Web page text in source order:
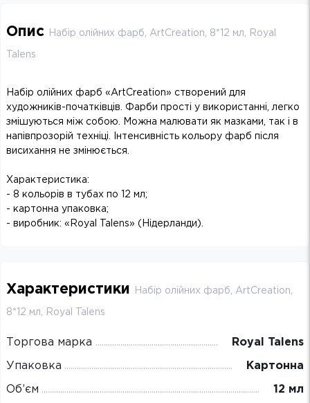
Опис Набір олійних фарб, ArtCreation, 8*12 мл, Royal
Talens
Набір олійних фарб «ArtCreation» створений для
художників-початківців. Фарби прості у використанні, легко
змішуються між собою. Можна малювати як мазками, так і в
напівпрозорій техніці. Інтенсивність кольору фарб після
висихання не змінюється.
Характеристика:
- 8 кольорів в тубах по 12 мл;
- картонна упаковка;
- виробник: «Royal Talens» (Нідерланди).
Характеристики Набір олійних фарб, ArtCreation,
8*12 мл, Royal Talens
Торгова марка Royal Talens
Упаковка Картонна
Об’єм 12 мл